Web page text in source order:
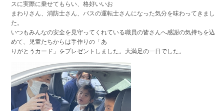
スに実際に乗せてもらい、格好いいお
まわりさん、消防士さん、バスの運転士さんになった気分を味わってきまし
た。
いつもみんなの安全を見守ってくれている職員の皆さんへ感謝の気持ちを込
めて、児童たちからは手作りの「あ
りがとうカード」をプレゼントしました。大満足の一日でした。